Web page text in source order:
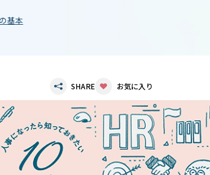
基本
SHARE お気に入り